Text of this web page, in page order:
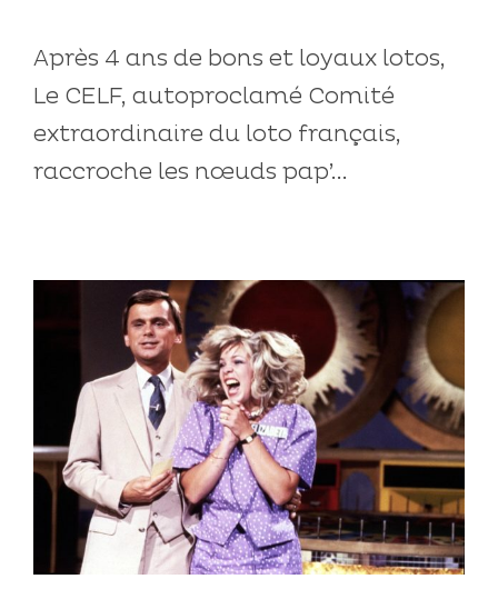
Après 4 ans de bons et loyaux lotos,
Le CELF, autoproclamé Comité
extraordinaire du loto français,
raccroche les nœuds pap’...